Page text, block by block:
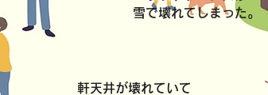
軒天井が壊れていて
雪で壊れてしまった。